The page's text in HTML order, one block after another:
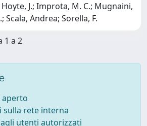
J.; Improta, M. C.; Mugnaini,
Scala, Andrea; Sorella, F.
1 a 2
aperto
sulla rete interna
utenti autorizzati